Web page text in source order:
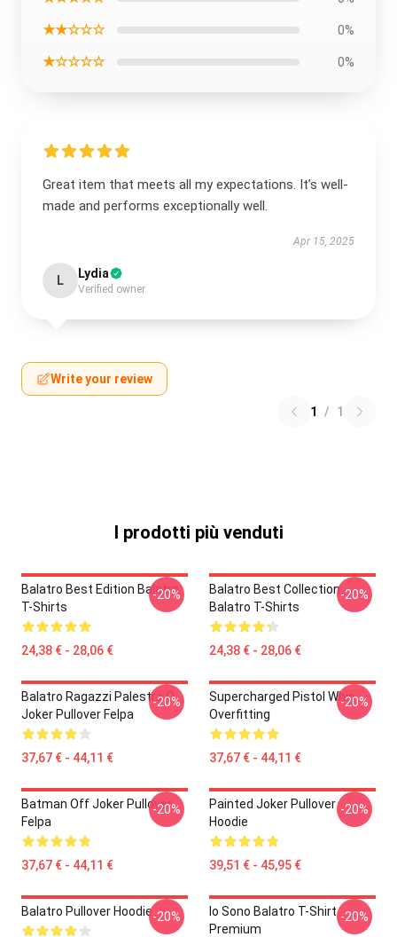
★★☆☆☆ 0%
★☆☆☆☆ 0%
Great item that meets all my expectations. It’s well-
made and performs exceptionally well.
Apr 15, 2025
L Lydia
Verified owner
Write your review
1 / 1
I prodotti più venduti
Balatro Best Edition Balatro
T-Shirts
24,38 € - 28,06 €
-20%
Balatro Best Collection
Balatro T-Shirts
24,38 € - 28,06 €
-20%
Balatro Ragazzi Palestra O
Joker Pullover Felpa
37,67 € - 44,11 €
-20%
Supercharged Pistol Whip
Overfitting
37,67 € - 44,11 €
-20%
Batman Off Joker Pullover
Felpa
37,67 € - 44,11 €
-20%
Painted Joker Pullover
Hoodie
39,51 € - 45,95 €
-20%
Balatro Pullover Hoodie-20%
Io Sono Balatro T-Shirt
Premium
-20%